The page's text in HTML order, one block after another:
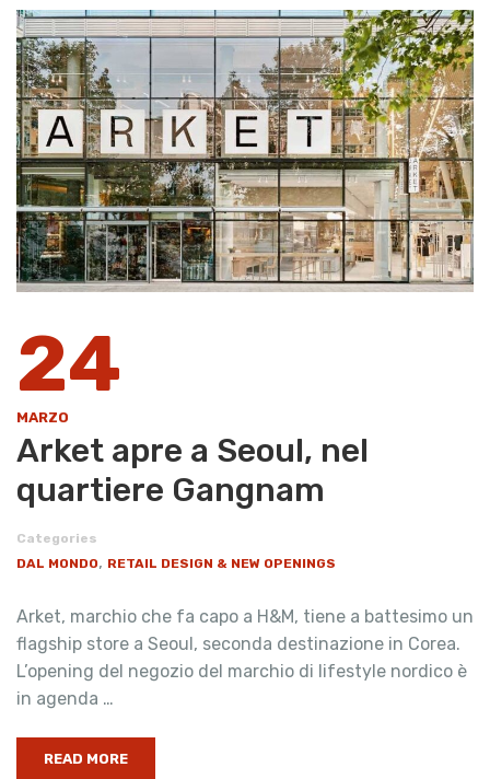
24
MARZO
Arket apre a Seoul, nel
quartiere Gangnam
Categories
DAL MONDO, RETAIL DESIGN & NEW OPENINGS
Arket, marchio che fa capo a H&M, tiene a battesimo un
flagship store a Seoul, seconda destinazione in Corea.
L’opening del negozio del marchio di lifestyle nordico è
in agenda …
READ MORE